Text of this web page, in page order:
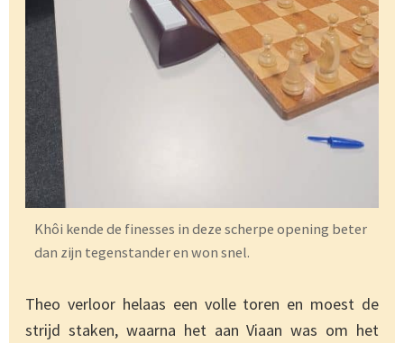
Khôi kende de finesses in deze scherpe opening beter
dan zijn tegenstander en won snel.
Theo verloor helaas een volle toren en moest de
strijd staken, waarna het aan Viaan was om het